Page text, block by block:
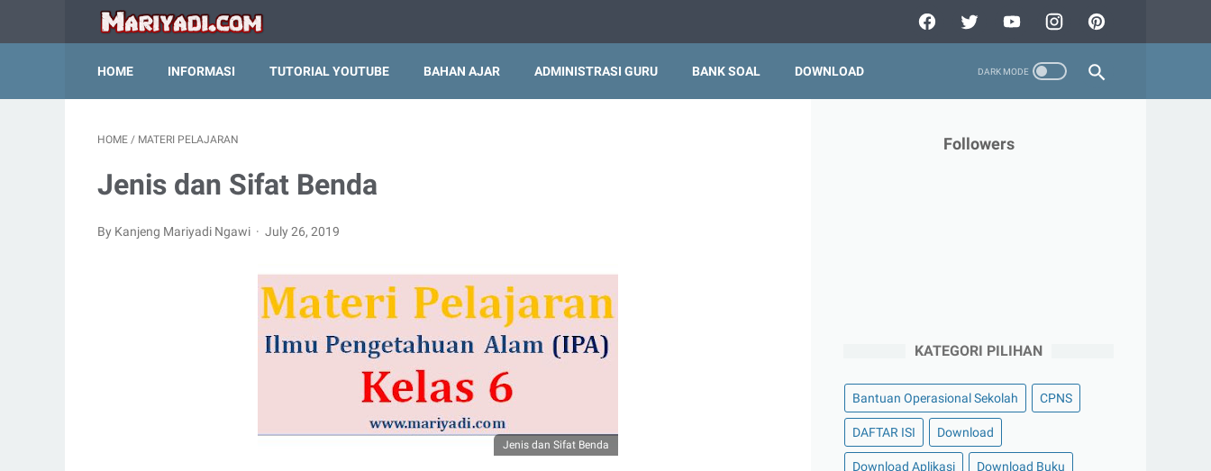
HOME INFORMASI TUTORIAL YOUTUBE BAHAN AJAR ADMINISTRASI GURU BANK SOAL DOWNLOAD
HOME / MATERI PELAJARAN
Jenis dan Sifat Benda
By Kanjeng Mariyadi Ngawi July 26, 2019
Jenis dan Sifat Benda
Followers
KATEGORI PILIHAN
Bantuan Operasional Sekolah CPNS
DAFTAR ISI Download
Download Aplikasi Download Buku